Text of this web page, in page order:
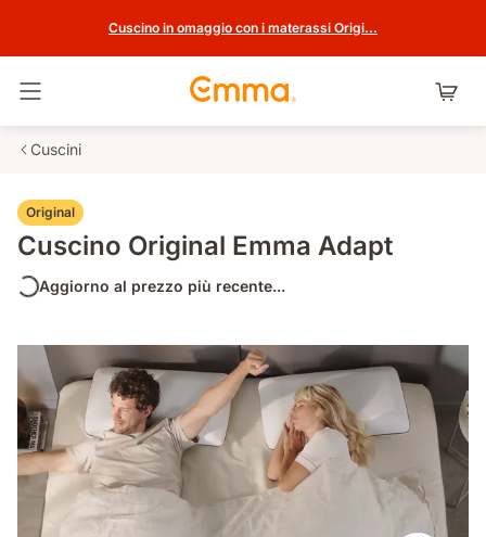
Cuscino in omaggio con i materassi Origi...
Cuscini
Original
Cuscino Original Emma Adapt
Aggiorno al prezzo più recente...